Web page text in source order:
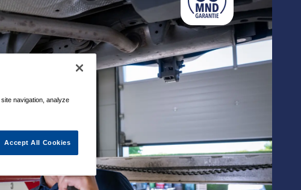
navigation, analyze
Accept All Cookies